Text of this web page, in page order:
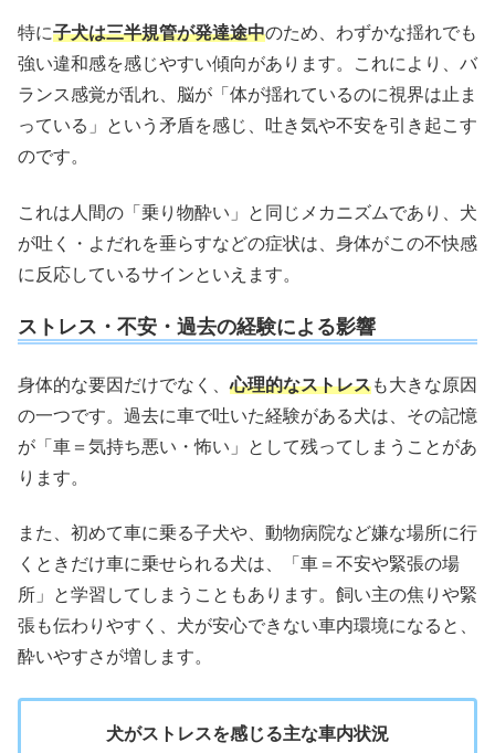
特に子犬は三半規管が発達途中のため、わずかな揺れでも
強い違和感を感じやすい傾向があります。これにより、バ
ランス感覚が乱れ、脳が「体が揺れているのに視界は止ま
っている」という矛盾を感じ、吐き気や不安を引き起こす
のです。
これは人間の「乗り物酔い」と同じメカニズムであり、犬
が吐く・よだれを垂らすなどの症状は、身体がこの不快感
に反応しているサインといえます。
ストレス・不安・過去の経験による影響
身体的な要因だけでなく、心理的なストレスも大きな原因
の一つです。過去に車で吐いた経験がある犬は、その記憶
が「車＝気持ち悪い・怖い」として残ってしまうことがあ
ります。
また、初めて車に乗る子犬や、動物病院など嫌な場所に行
くときだけ車に乗せられる犬は、「車＝不安や緊張の場
所」と学習してしまうこともあります。飼い主の焦りや緊
張も伝わりやすく、犬が安心できない車内環境になると、
酔いやすさが増します。
犬がストレスを感じる主な車内状況